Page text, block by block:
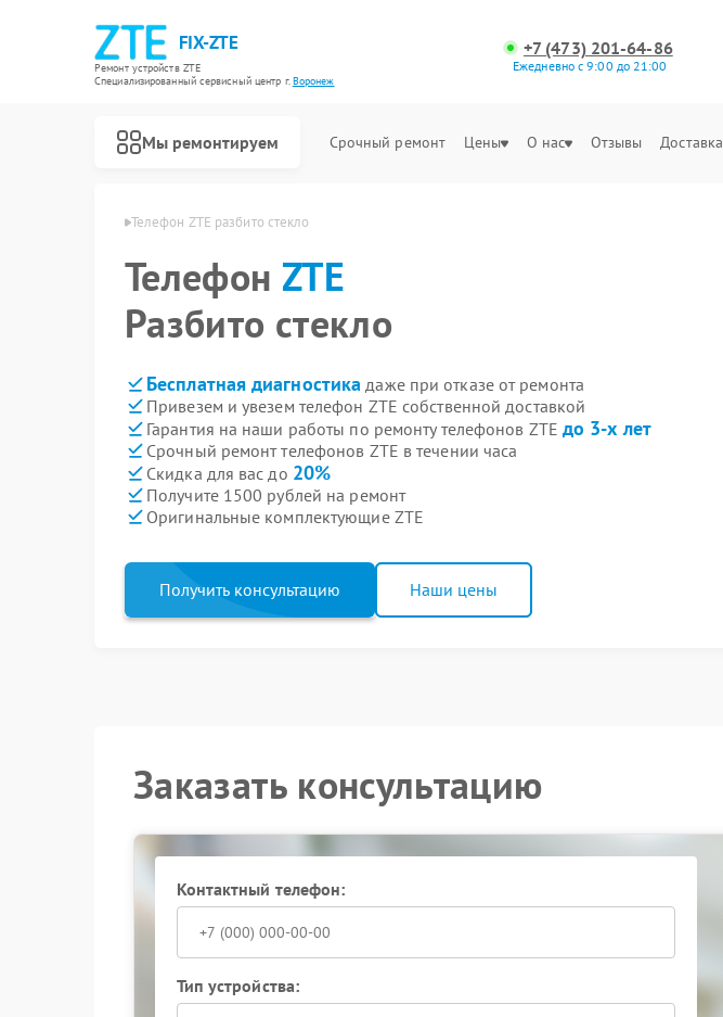
FIX-ZTE
Ремонт устройств ZTE
Специализированный cервисный центр г.Воронеж
+7 (473) 201-64-86
Ежедневно с 9:00 до 21:00
Мы ремонтируем Срочный ремонт Цены О нас Отзывы Доставка
Телефон ZTE разбито стекло
Телефон ZTE
Разбито стекло
Бесплатная диагностика даже при отказе от ремонта
Привезем и увезем телефон ZTE собственной доставкой
Гарантия на наши работы по ремонту телефонов ZTE до 3-х лет
Срочный ремонт телефонов ZTE в течении часа
Скидка для вас до 20%
Получите 1500 рублей на ремонт
Оригинальные комплектующие ZTE
Получить консультацию Наши цены
Заказать консультацию
Контактный телефон:
Тип устройства: